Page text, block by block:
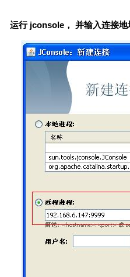
运行 jconsole， 并输入连接地